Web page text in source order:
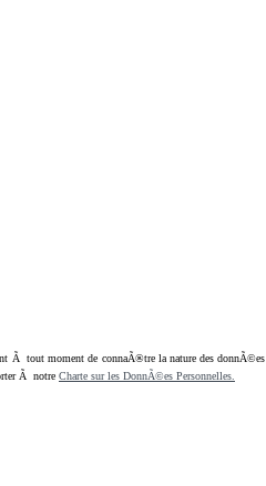
moment de connaÃ®tre la nature des
Ã notre Charte sur les DonnÃ©es Personnelles.